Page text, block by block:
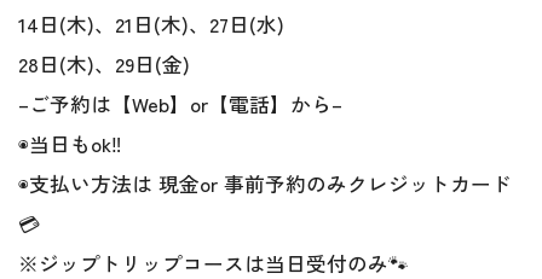
14日(木)、21日(木)、27日(水)
28日(木)、29日(金)
–ご予約は【Web】or【電話】から–
◉当日もok‼︎
◉支払い方法は 現金or 事前予約のみクレジットカード
💳
※ジップトリップコースは当日受付のみ🐾